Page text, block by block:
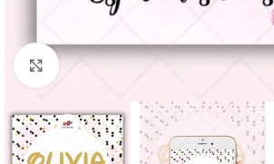
Clique para ampliar